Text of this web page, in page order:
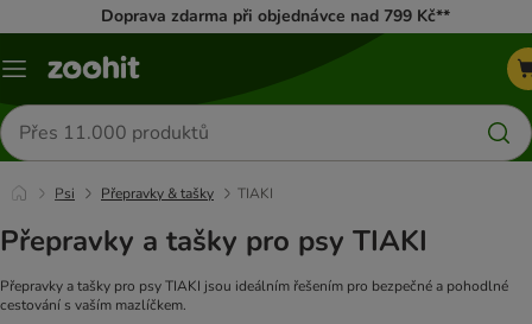
Doprava zdarma při objednávce nad 799 Kč**
Menu
Hledat
produkty
Psi Přepravky & tašky TIAKI
Přepravky a tašky pro psy TIAKI
Přepravky a tašky pro psy TIAKI jsou ideálním řešením pro bezpečné a pohodlné
cestování s vaším mazlíčkem.